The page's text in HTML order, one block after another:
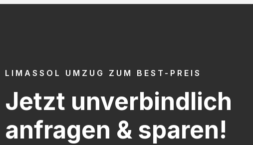
LIMASSOL UMZUG ZUM BEST-PREIS
Jetzt unverbindlich
anfragen & sparen!